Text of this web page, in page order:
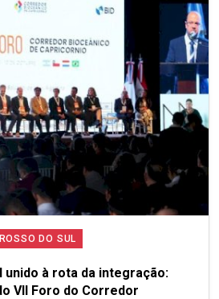
DO SUL
unido à rota da integração:
VII Foro do Corredor